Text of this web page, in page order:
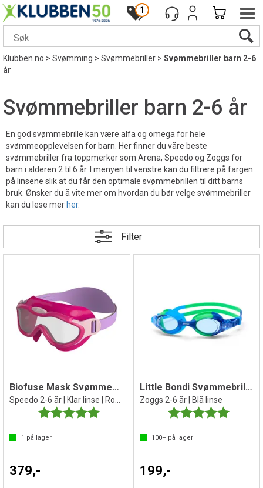
1
Klubben.no>Svømming>Svømmebriller>Svømmebriller barn 2-6
år
Svømmebriller barn 2-6 år
En god svømmebrille kan være alfa og omega for hele
svømmeopplevelsen for barn. Her finner du våre beste
svømmebriller fra toppmerker som Arena, Speedo og Zoggs for
barn i alderen 2 til 6 år. I menyen til venstre kan du filtrere på fargen
på linsene slik at du får den optimale svømmebrillen til ditt barns
bruk. Ønsker du å vite mer om hvordan du bør velge svømmebriller
kan du lese mer her.
Filter
Biofuse Mask Svømmebrille barn
Karakter:
5.0 av 5 mulige
1 på lager
379,-
Little Bondi Svømmebrille barn
Zoggs 2-6 år | Blå linse
Karakter:
100+på lager
199,-